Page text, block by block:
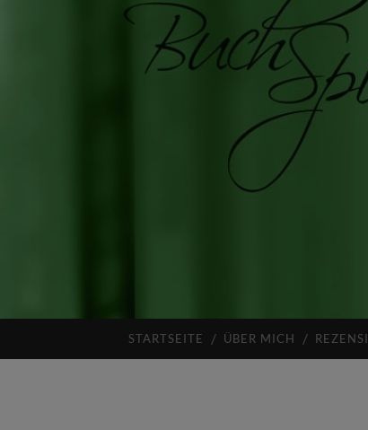
STARTSEITE ÜBER MICH